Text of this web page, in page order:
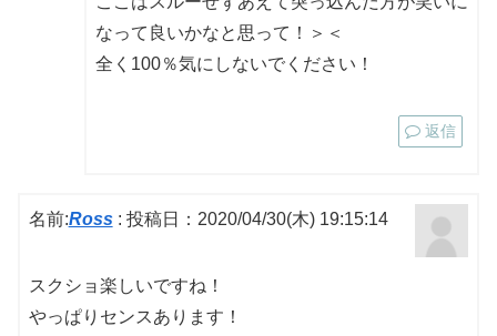
なって良いかなと思って！＞＜
全く100％気にしないでください！
返信
名前:Ross: 投稿日：2020/04/30(木) 19:15:14
スクショ楽しいですね！
やっぱりセンスあります！